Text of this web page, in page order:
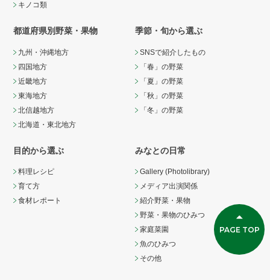
キノコ類
都道府県別野菜・果物
九州・沖縄地方
四国地方
近畿地方
東海地方
北信越地方
北海道・東北地方
季節・旬から選ぶ
SNSで紹介したもの
「春」の野菜
「夏」の野菜
「秋」の野菜
「冬」の野菜
目的から選ぶ
料理レシピ
育て方
食材レポート
みなとの日常
Gallery (Photolibrary)
メディア出演関係
紹介野菜・果物
野菜・果物のひみつ
家庭菜園
魚のひみつ
その他
PAGE TOP